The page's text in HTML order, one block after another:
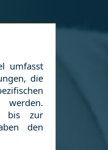
umfasst
die
werden.
bis zur
den